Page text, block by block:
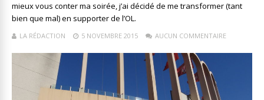
mieux vous conter ma soirée, j’ai décidé de me transformer (tant
bien que mal) en supporter de l’OL.
LA RÉDACTION 5 NOVEMBRE 2015 AUCUN COMMENTAIRE